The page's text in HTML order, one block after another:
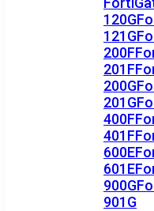
120G
121G
200F
201F
200G
201G
400F
401F
600E
601E
900G
901G